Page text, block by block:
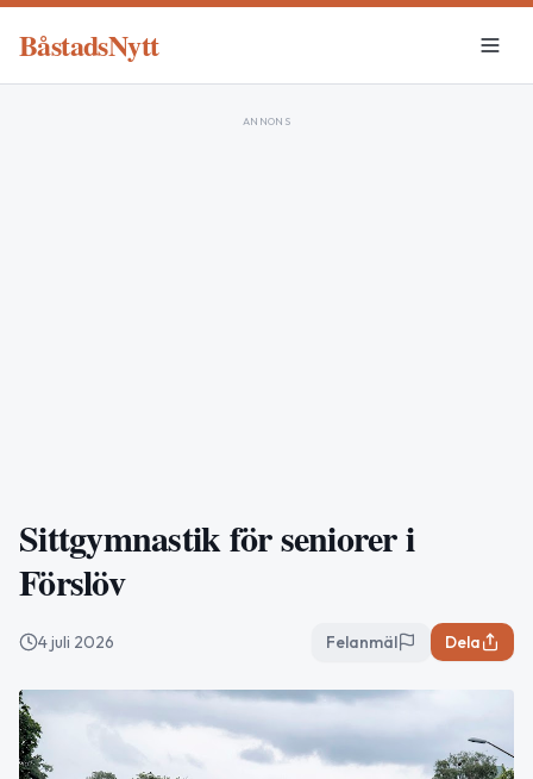
BåstadsNytt
ANNONS
Sittgymnastik för seniorer i
Förslöv
4 juli 2026 Felanmäl Dela